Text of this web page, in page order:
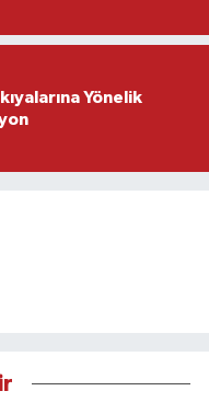
Yönelik